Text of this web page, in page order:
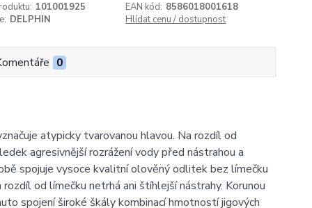
101001925 EAN kód: 8586018001618
DELPHIN Hlídat cenu / dostupnost
0
atypicky tvarovanou hlavou. Na rozdíl od
agresivnější rozrážení vody před nástrahou a
spojuje vysoce kvalitní olověný odlitek bez límečku
od límečku netrhá ani štíhlejší nástrahy. Korunou
spojení široké škály kombinací hmotností jigových